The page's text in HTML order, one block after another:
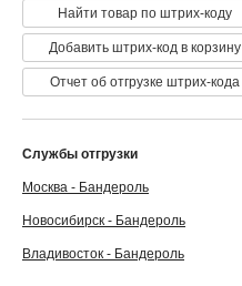
Найти товар по штрих-коду
Добавить штрих-код в корзину
Отчет об отгрузке штрих-кода
Службы отгрузки
Москва - Бандероль
Новосибирск - Бандероль
Владивосток - Бандероль